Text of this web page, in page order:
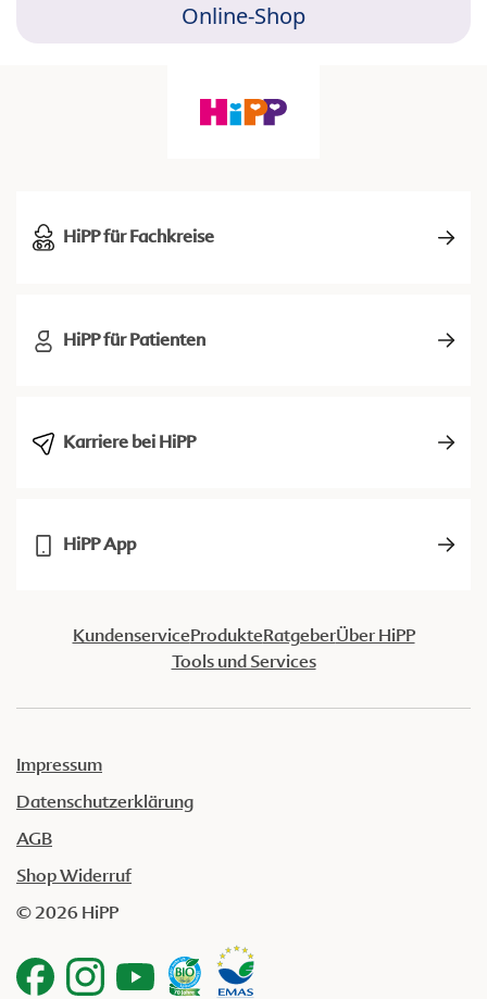
Online-Shop
HiPP für Fachkreise
HiPP für Patienten
Karriere bei HiPP
HiPP App
KundenserviceProdukteRatgeberÜber HiPP
Tools und Services
Impressum
Datenschutzerklärung
AGB
Shop Widerruf
© 2026 HiPP